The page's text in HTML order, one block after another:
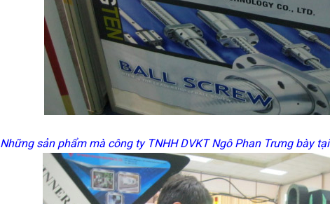
Những sản phẩm mà công ty TNHH DVKT Ngô Phan Trưng bày